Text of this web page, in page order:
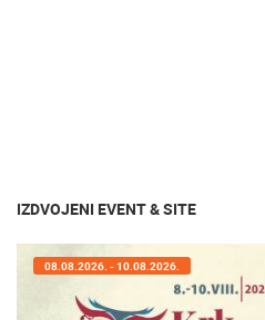
IZDVOJENI EVENT & SITE
07.08.2026. - 09.08.2026.